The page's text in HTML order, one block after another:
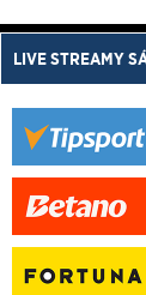
LIVE STREAMY